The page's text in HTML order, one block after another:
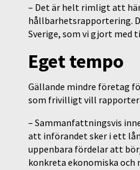
– Det är helt rimligt att
hållbarhetsrapportering.
Sverige, som vi gjort med
Eget tempo
Gällande mindre företag
som frivilligt vill rapportera
– Sammanfattningsvis
att införandet sker i ett
uppenbara fördelar att
konkreta ekonomiska och